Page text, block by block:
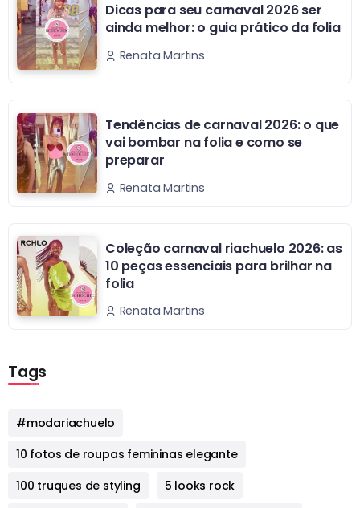
Dicas para seu carnaval 2026 ser
ainda melhor: o guia prático da folia
Renata Martins
Tendências de carnaval 2026: o que
vai bombar na folia e como se
preparar
Renata Martins
Coleção carnaval riachuelo 2026: as
10 peças essenciais para brilhar na
folia
Renata Martins
Tags
#modariachuelo
10 fotos de roupas femininas elegante
100 truques de styling
5 looks rock